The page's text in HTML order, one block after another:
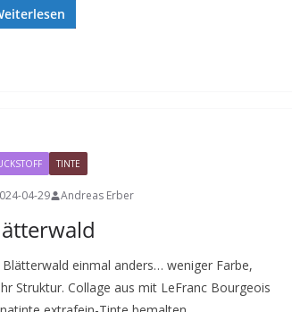
TINTE
04-29 Andreas Erber
Blätterwald einmal anders… weniger Farbe,
Struktur. Collage aus mit LeFranc Bourgeois